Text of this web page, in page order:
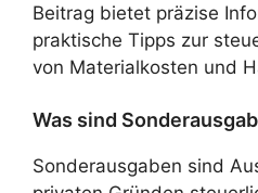
Beitrag bietet präzise
praktische Tipps zur
von Materialkosten und
Was sind
Sonderausgaben sind